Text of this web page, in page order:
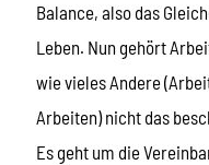
Balance, also das
Leben. Nun gehört
wie vieles Andere
Arbeiten) nicht das
Es geht um die